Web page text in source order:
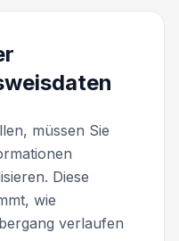
müssen Sie
Diese
wie
verlaufen